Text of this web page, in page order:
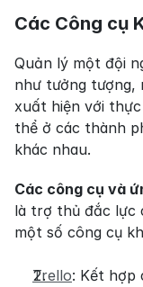
Các Công cụ
Quản lý một đội
như tưởng tượng,
xuất hiện với
thể ở các thành
khác nhau.
Các công cụ và
là trợ thủ đắc lực
một số công cụ
Trello: Kết hợp